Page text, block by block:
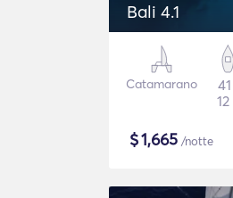
Bali 4.1
Catamarano
$1,665 /notte